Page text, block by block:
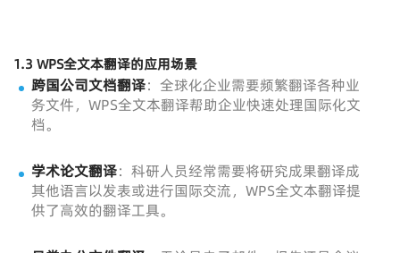
1.3 WPS全文本翻译的应用场景
跨国公司文档翻译：全球化企业需要频繁翻译各种业
务文件，WPS全文本翻译帮助企业快速处理国际化文
档。
学术论文翻译：科研人员经常需要将研究成果翻译成
其他语言以发表或进行国际交流，WPS全文本翻译提
供了高效的翻译工具。